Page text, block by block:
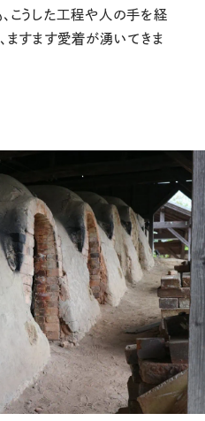
こうした工程や人の手を経
ますます愛着が湧いてきま